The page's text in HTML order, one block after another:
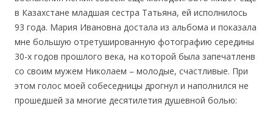
в Казахстане младшая сестра Татьяна, ей исполнилось
93 года. Мария Ивановна достала из альбома и показала
мне большую отретушированную фотографию середины
30-х годов прошлого века, на которой была запечатленв
со своим мужем Николаем – молодые, счастливые. При
этом голос моей собеседницы дрогнул и наполнился не
прошедшей за многие десятилетия душевной болью: